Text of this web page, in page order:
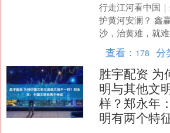
行走江河看中国
护黄河安澜？ 鑫
沙，治黄难，就
系不等式，小浪
环。1994年9月12
查看： 178 分
胜宇配资 为
明与其他文
样？郑永年
明有两个特